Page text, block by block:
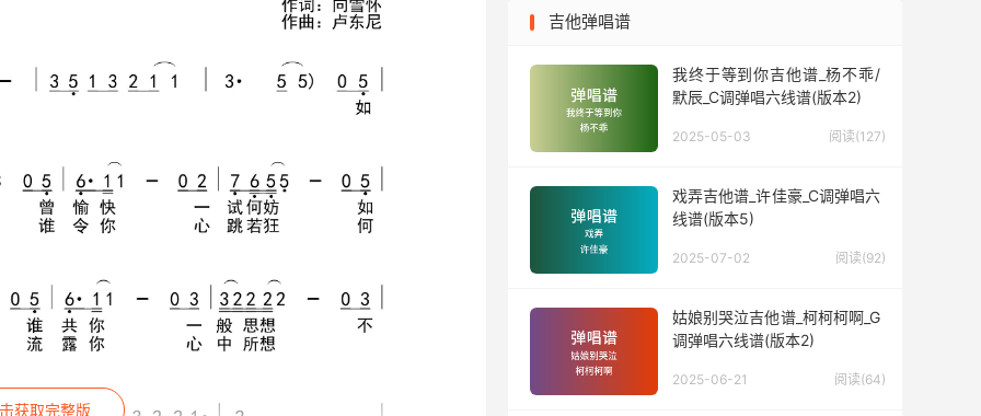
获取完整版
吉他弹唱谱
我终于等到你吉他谱_杨不乖/
默辰_C调弹唱六线谱(版本2)
2025-05-03 阅读(127)
戏弄吉他谱_许佳豪_C调弹唱六
线谱(版本5)
2025-07-02 阅读(92)
姑娘别哭泣吉他谱_柯柯柯啊_G
调弹唱六线谱(版本2)
2025-06-21 阅读(64)